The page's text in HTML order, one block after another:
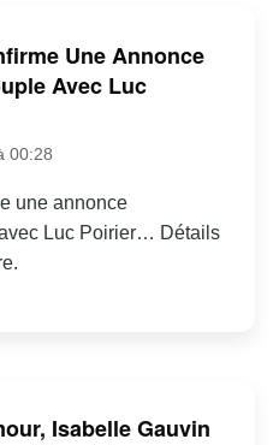
Une Annonce
Avec Luc
00:28
une annonce
Luc Poirier… Détails
Isabelle Gauvin